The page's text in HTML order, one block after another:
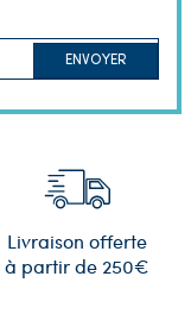
ENVOYER
Livraison offerte
à partir de 250€